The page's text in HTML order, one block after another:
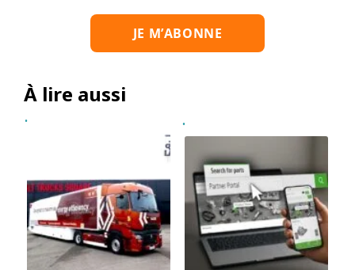
À lire aussi